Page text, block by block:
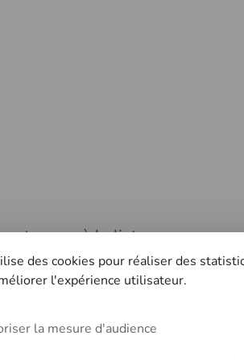
retourner à la liste
nous sur les réseaux sociaux
des cookies pour réaliser des
l'expérience utilisateur.
la mesure d'audience